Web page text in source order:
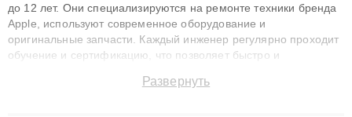
до 12 лет. Они специализируются на ремонте техники бренда
Apple, используют современное оборудование и
оригинальные запчасти. Каждый инженер регулярно проходит
обучение и сертификацию, что позволяет быстро и
сохранением гарантии до 3 лет. Наши мастера решают
Развернуть